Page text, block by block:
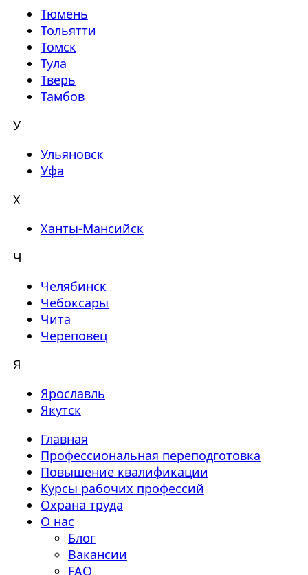
Тюмень
Тольятти
Томск
Тула
Тверь
Тамбов
У
Ульяновск
Уфа
Х
Ханты-Мансийск
Ч
Челябинск
Чебоксары
Чита
Череповец
Я
Ярославль
Якутск
Главная
Профессиональная переподготовка
Повышение квалификации
Курсы рабочих профессий
Охрана труда
О нас
Блог
Вакансии
FAQ